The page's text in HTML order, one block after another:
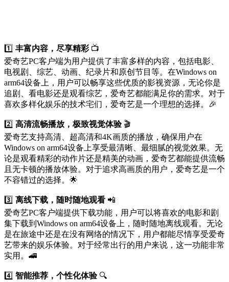
1️⃣ 丰富内容，尽享精彩📺
爱奇艺PC客户端为用户提供了丰富多样的内容，包括电影、
电视剧、综艺、动画、纪录片和原创节目等。在Windows on
arm64设备上，用户可以畅享这些优质的影视资源，无论你是
追剧、看电影还是观看综艺，爱奇艺都能满足你的需求。对于
喜欢多样化娱乐的技术宅们，爱奇艺是一个理想的选择。🎉
2️⃣ 高清流畅播放，极致视觉体验🎬
爱奇艺支持高清、超高清和4K画质的播放，确保用户在
Windows on arm64设备上享受最清晰、最细腻的视觉效果。无
论是观看精彩的动作片还是精美的动画，爱奇艺都能提供流畅
且无卡顿的播放体验。对于追求高画质的用户，爱奇艺是一个
不容错过的选择。🌟
3️⃣ 离线下载，随时随地观看 📲
爱奇艺PC客户端提供下载功能，用户可以将喜欢的电影和剧
集下载到Windows on arm64设备上，随时随地离线观看。无论
是在旅途中还是在没有网络的情况下，用户都能尽情享受爱奇
艺带来的娱乐体验。对于经常出行的用户来说，这一功能非常
实用。🚄
4️⃣ 智能推荐，个性化体验🔍